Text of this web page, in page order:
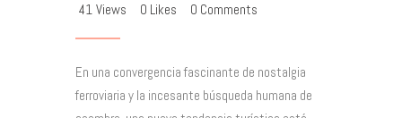
41 Views 0 Likes 0 Comments
En una convergencia fascinante de nostalgia
ferroviaria y la incesante búsqueda humana de